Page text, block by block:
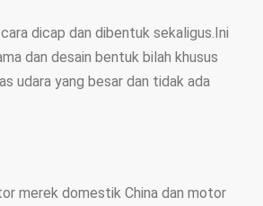
dicap dan dibentuk sekaligus.Ini
dan desain bentuk bilah khusus
udara yang besar dan tidak ada
merek domestik China dan motor